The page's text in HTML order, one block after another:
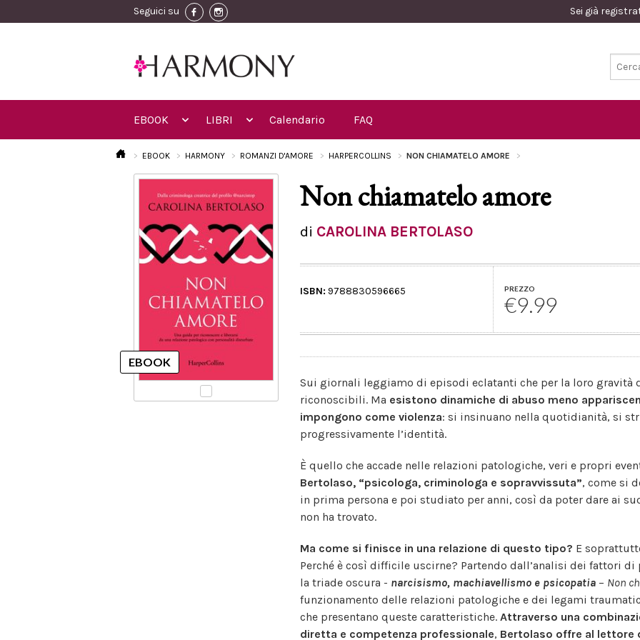
Seguici su Sei già
EBOOK LIBRI Calendario FAQ
EBOOK HARMONY ROMANZI D'AMORE HARPERCOLLINS NON CHIAMATELO AMORE
Non chiamatelo amore
di CAROLINA BERTOLASO
ISBN: 9788830596665 PREZZO
€9.99
Sui giornali leggiamo di episodi eclatanti che per la loro gravità
riconoscibili. Ma esistono dinamiche di abuso meno
impongono come violenza: si insinuano nella quotidianità, si
progressivamente l’identità.
È quello che accade nelle relazioni patologiche, veri e propri
Bertolaso, “psicologa, criminologa e sopravvissuta”, come si
in prima persona e poi studiato per anni, così da poter dare ai
non ha trovato.
Ma come si finisce in una relazione di questo tipo? E
Perché è così difficile uscirne? Partendo dall’analisi dei fattori
la triade oscura - narcisismo, machiavellismo e psicopatia – Non
funzionamento delle relazioni patologiche e dei legami
che presentano queste caratteristiche.Attraverso una
diretta e competenza professionale, Bertolaso offre al lettore